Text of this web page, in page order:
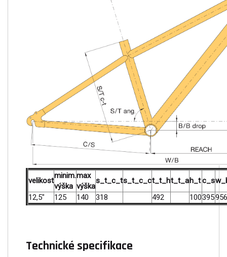
velikost
minim.
výška
max
výška
s_t_c_ts_t_c_ct_t_ht_t_ah_tc_s
12,5"
125 140 318 492 100395956
Technické specifikace